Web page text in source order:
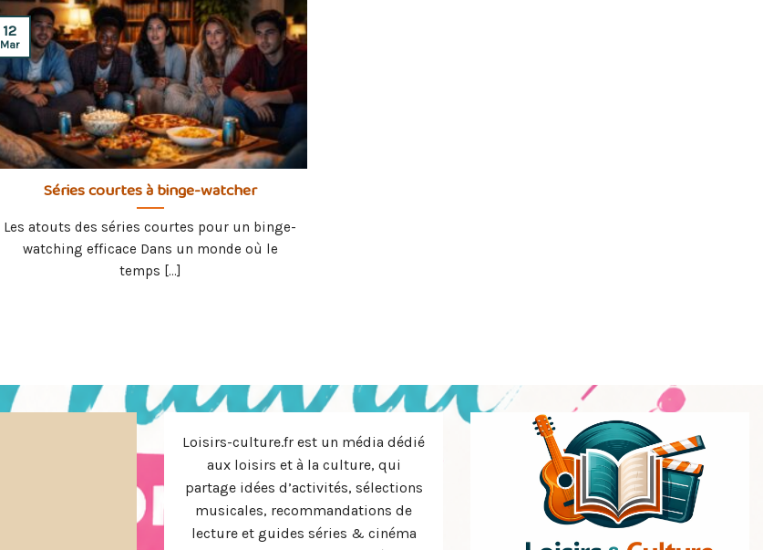
Séries courtes à binge-watcher
Les atouts des séries courtes pour un binge-
watching efficace Dans un monde où le
temps [...]
12
Mar
Loisirs-culture.fr est un média dédié
aux loisirs et à la culture, qui
partage idées d’activités, sélections
musicales, recommandations de
lecture et guides séries & cinéma